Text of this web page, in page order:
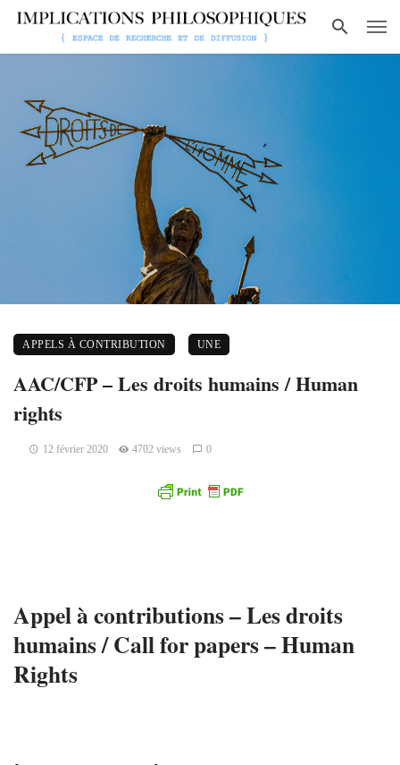
APPELS À CONTRIBUTION UNE
AAC/CFP – Les droits humains / Human
rights
12 février 2020 4702 views 0
Appel à contributions – Les droits
humains / Call for papers – Human
Rights